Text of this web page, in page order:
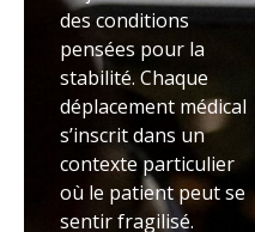
des conditions
pensées pour la
stabilité. Chaque
déplacement médical
s’inscrit dans un
contexte particulier
où le patient peut se
sentir fragilisé.